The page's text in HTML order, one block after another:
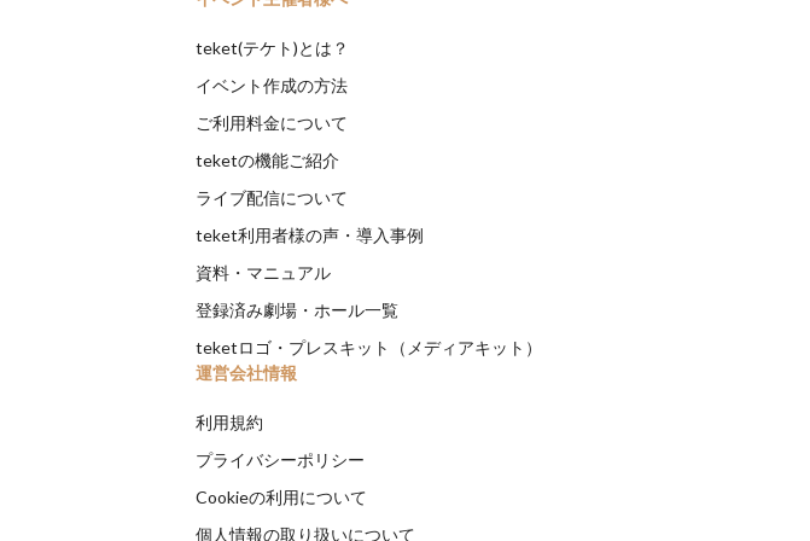
teket(テケト)とは？
イベント作成の方法
ご利用料金について
teketの機能ご紹介
ライブ配信について
teket利用者様の声・導入事例
資料・マニュアル
登録済み劇場・ホール一覧
teketロゴ・プレスキット（メディアキット）
運営会社情報
利用規約
プライバシーポリシー
Cookieの利用について
個人情報の取り扱いについて